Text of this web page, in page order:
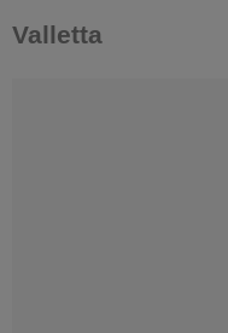
Valletta